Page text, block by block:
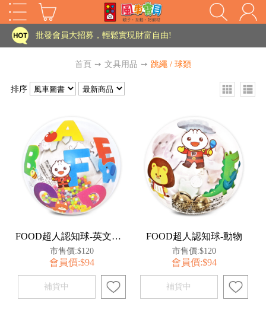
家長樂了!「風車書版集團暨FOOD超人企業總部」目前正興建中!
批發會員大招募，輕鬆實現財富自由!
老師您好!!幼教會員火熱招募中~
批發會員大招募，輕鬆實現財富自由!
老師您好!!幼教會員火熱招募中~
首頁 ➙ 文具用品 ➙ 跳繩 / 球類
排序
FOOD超人認知球-英文數字
市售價:$120
會員價:$94
FOOD超人認知球-動物
市售價:$120
會員價:$94